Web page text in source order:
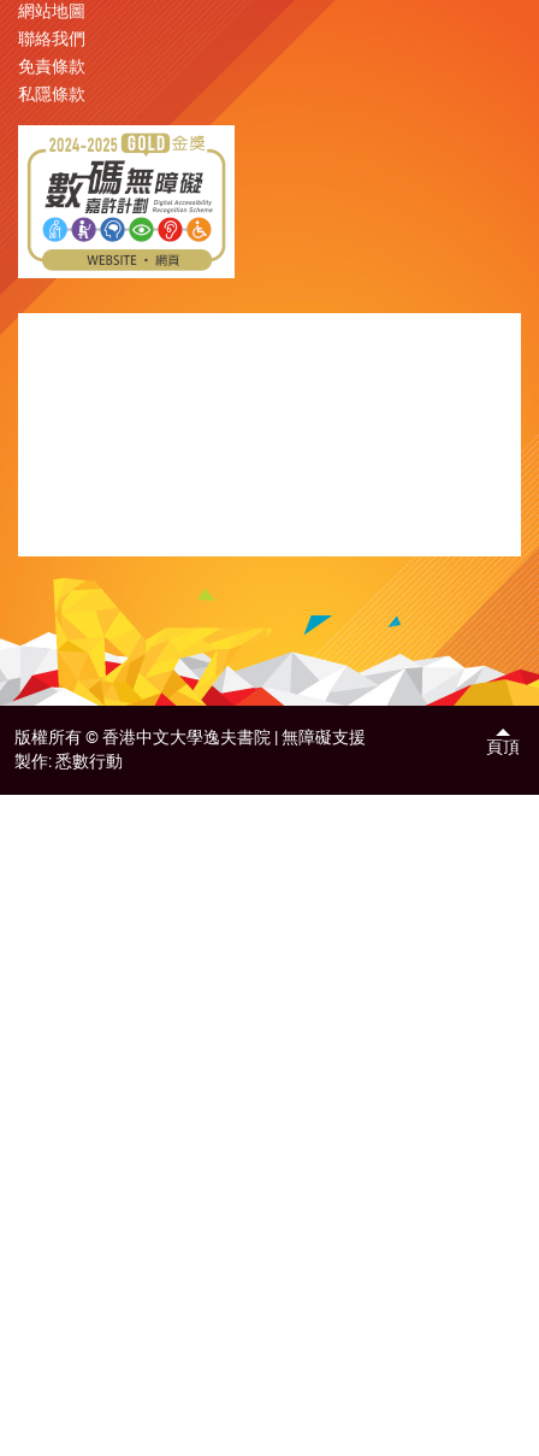
網站地圖
聯絡我們
免責條款
私隱條款
版權所有 ©香港中文大學逸夫書院 |無障礙支援
製作:悉數行動
頁頂